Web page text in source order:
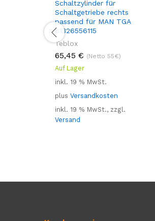
Schaltzylinder für
Schaltgetriebe rechts
passend für MAN TGA
81326556115
Teblox
65,45 € (Netto 55€)
Auf Lager
inkl. 19 % MwSt.
plus Versandkosten
inkl. 19 % MwSt., zzgl.
Versand